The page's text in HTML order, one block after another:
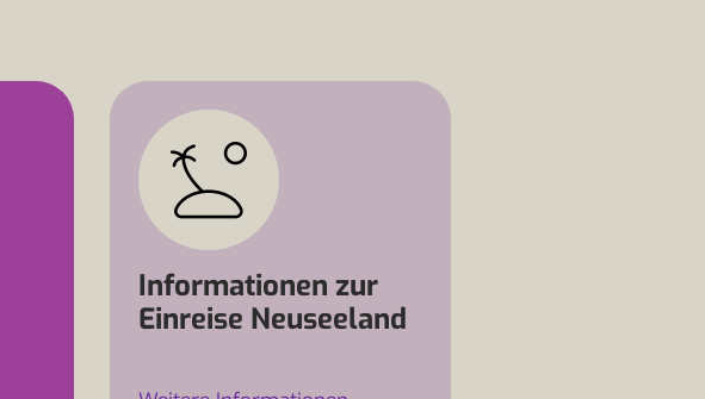
Informationen zur
Einreise Neuseeland